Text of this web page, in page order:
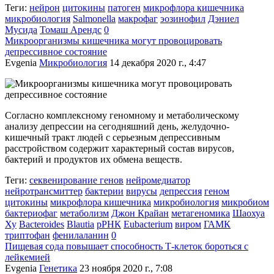
Теги: нейрон цитокины патоген микрофлора кишечника
микробиология Salmonella макрофаг эозинофил Дэниел
Мусида Томаш Арендс 0
Микроорганизмы кишечника могут провоцировать
депрессивное состояние
Evgenia Микробиология 14 декабря 2020 г., 4:47
Согласно комплексному геномному и метаболическому
анализу депрессии на сегодняшний день, желудочно-
кишечный тракт людей с серьезным депрессивным
расстройством содержит характерный состав вирусов,
бактерий и продуктов их обмена веществ.
Теги: секвенирование генов нейромедиатор
нейротрансмиттер бактерии вирусы депрессия геном
цитокины микрофлора кишечника микробиология микробиом
бактериофаг метаболизм Джон Крайан метагеномика Шаохуа
Ху Bacteroides Blautia рРНК Eubacterium виром ГАМК
триптофан фенилаланин 0
Пищевая сода повышает способность Т-клеток бороться с
лейкемией
Evgenia Генетика 23 ноября 2020 г., 7:08